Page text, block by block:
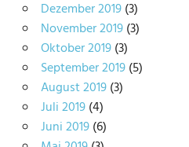
Dezember 2019(3)
November 2019(3)
Oktober 2019(3)
September 2019(5)
August 2019(3)
Juli 2019(4)
Juni 2019(6)